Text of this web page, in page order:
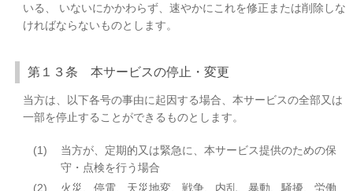
いる、 いないにかかわらず、速やかにこれを修正または削除しな
ければならないものとします。
第１３条 本サービスの停止・変更
当方は、以下各号の事由に起因する場合、本サービスの全部又は
一部を停止することができるものとします。
(1)
当方が、定期的又は緊急に、本サービス提供のための保
守・点検を行う場合
(2)
火災、停電、天災地変、戦争、内乱、暴動、騒擾、労働